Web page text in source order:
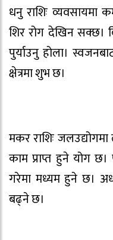
धनु राशिः व्यवसायमा
शिर रोग देखिन सक्छ।
पुर्याउनु होला।
क्षेत्रमा शुभ छ।
मकर राशिः जलउद्योगमा
काम प्राप्त हुने योग
गरेमा मध्यम हुने छ।
बढ्ने छ।